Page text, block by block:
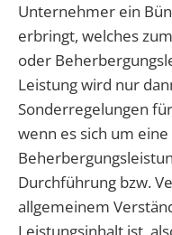
Unternehmer ein
erbringt, welches
oder
Leistung wird nur
Sonderregelungen
wenn es sich um
Durchführung bzw.
allgemeinem